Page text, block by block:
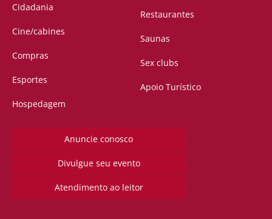
Cidadania
Cine/cabines
Compras
Esportes
Hospedagem
Restaurantes
Saunas
Sex clubs
Apoio Turístico
Anuncie conosco
Divulgue seu evento
Atendimento ao leitor